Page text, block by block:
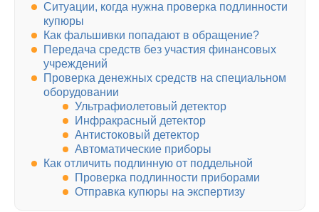
Ситуации, когда нужна проверка подлинности
купюры
Как фальшивки попадают в обращение?
Передача средств без участия финансовых
учреждений
Проверка денежных средств на специальном
оборудовании
Ультрафиолетовый детектор
Инфракрасный детектор
Антистоковый детектор
Автоматические приборы
Как отличить подлинную от поддельной
Проверка подлинности приборами
Отправка купюры на экспертизу